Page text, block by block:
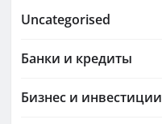
Uncategorised
Банки и кредиты
Бизнес и инвестиции